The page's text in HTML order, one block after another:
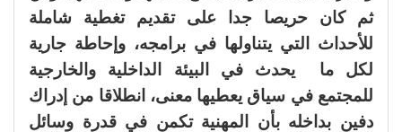
ثم كان حريصا جدا على تقديم تغطية شاملة
للأحداث التي يتناولها في برامجه، وإحاطة جارية
لكل ما يحدث في البيئة الداخلية والخارجية
للمجتمع في سياق يعطيها معنى، انطلاقا من إدراك
دفين بداخله بأن المهنية تكمن في قدرة وسائل